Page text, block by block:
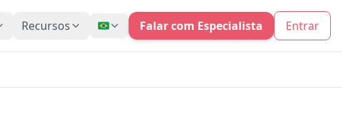
Recursos Falar com Especialista Entrar